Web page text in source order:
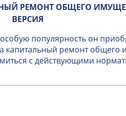
РЕМОНТ ОБЩЕГО
ВЕРСИЯ
популярность он
капитальный ремонт общего
с действующими